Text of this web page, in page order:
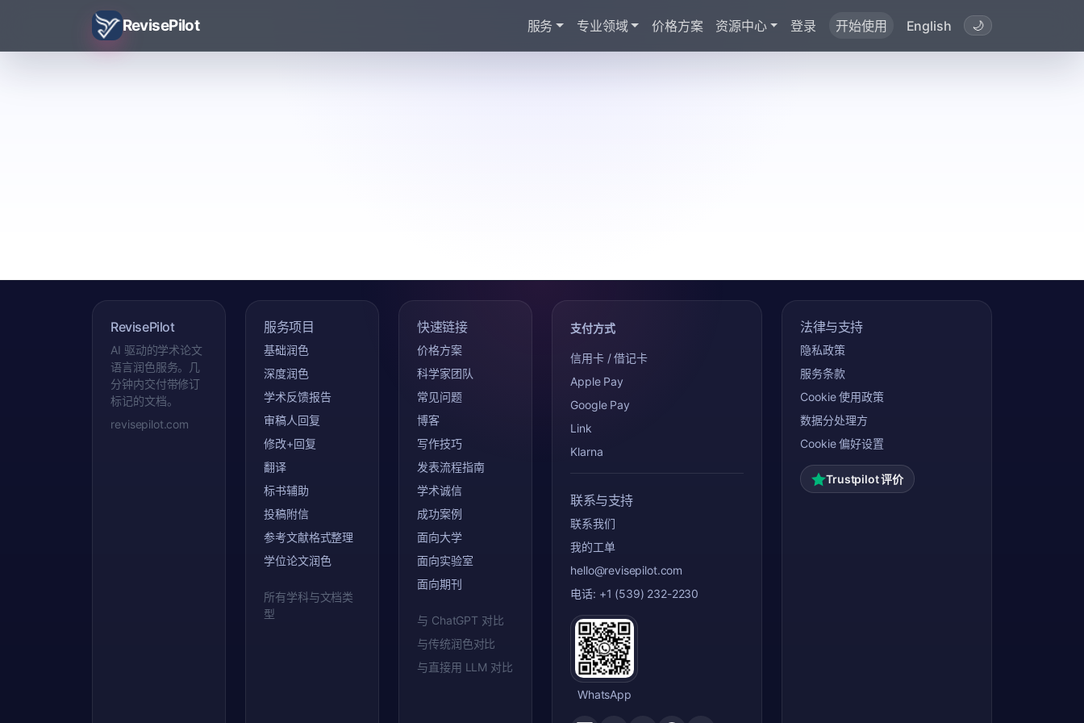
RevisePilot 服务 专业领域 价格方案 资源中心 登录 开始使用 English 🌙
RevisePilot
AI 驱动的学术论文
语言润色服务。几
分钟内交付带修订
标记的文档。
revisepilot.com
服务项目
基础润色
深度润色
学术反馈报告
审稿人回复
修改+回复
翻译
标书辅助
投稿附信
参考文献格式整理
学位论文润色
所有学科与文档类
型
快速链接
价格方案
科学家团队
常见问题
博客
写作技巧
发表流程指南
学术诚信
成功案例
面向大学
面向实验室
面向期刊
与 ChatGPT 对比
与传统润色对比
与直接用 LLM 对比
支付方式
信用卡 / 借记卡
Apple Pay
Google Pay
Link
Klarna
联系与支持
联系我们
我的工单
hello@revisepilot.com
电话: +1 (539) 232-2230
WhatsApp
法律与支持
隐私政策
服务条款
Cookie 使用政策
数据分处理方
Cookie 偏好设置
Trustpilot 评价